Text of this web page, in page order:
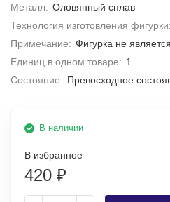
Металл: Оловянный сплав
Технология изготовления фигурки:
Примечание: Фигурка не
Единиц в одном товаре: 1
Состояние: Превосходное
В наличии
В избранное
420 ₽